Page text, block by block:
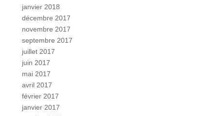
janvier 2018
décembre 2017
novembre 2017
septembre 2017
juillet 2017
juin 2017
mai 2017
avril 2017
février 2017
janvier 2017